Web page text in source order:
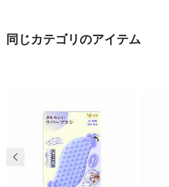
同じカテゴリのアイテム
前の画像